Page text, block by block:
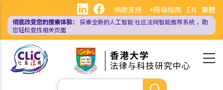
主
EN 繁體
捐款支持 +网站指南
彻底改变您的搜索体验： 探索全新的人工智能社区法网智能推荐系统 ，助
您轻松查找相关页面
搜